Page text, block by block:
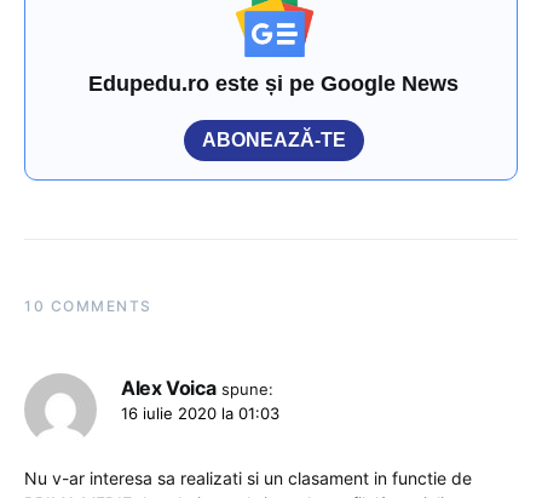
Edupedu.ro este și pe Google News
ABONEAZĂ-TE
10 COMMENTS
Alex Voica spune:
16 iulie 2020 la 01:03
Nu v-ar interesa sa realizati si un clasament in functie de